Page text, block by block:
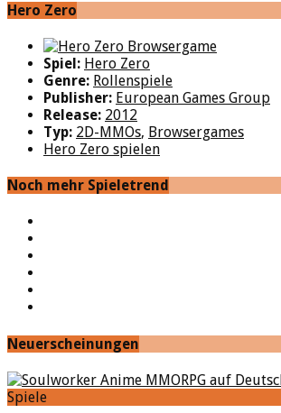
Hero Zero
Spiel: Hero Zero
Genre: Rollenspiele
Publisher: European Games Group
Release: 2012
Typ: 2D-MMOs, Browsergames
Hero Zero spielen
Noch mehr Spieletrend
Neuerscheinungen
Spiele